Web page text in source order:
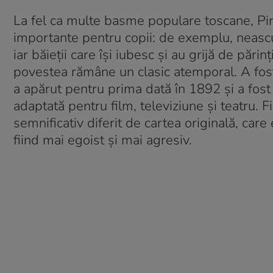
La fel ca multe basme populare toscane,
importante pentru copii: de exemplu,
iar băieții care își iubesc și au grijă de
povestea rămâne un clasic atemporal. A
a apărut pentru prima dată în 1892 și a
adaptată pentru film, televiziune și teatru.
semnificativ diferit de cartea originală,
fiind mai egoist și mai agresiv.